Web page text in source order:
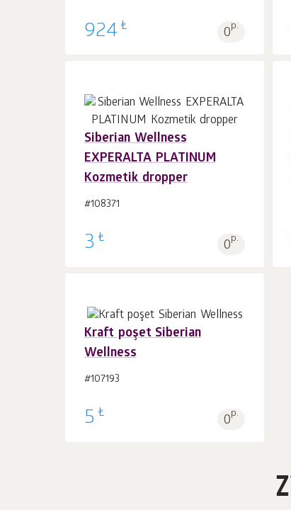
924 ₺ 0p.
Siberian Wellness
EXPERALTA PLATINUM
Kozmetik dropper
#108371
3 ₺ 0p.
Sepet'e 1adet
Kraft poşet Siberian
Wellness
#107193
5 ₺ 0p.